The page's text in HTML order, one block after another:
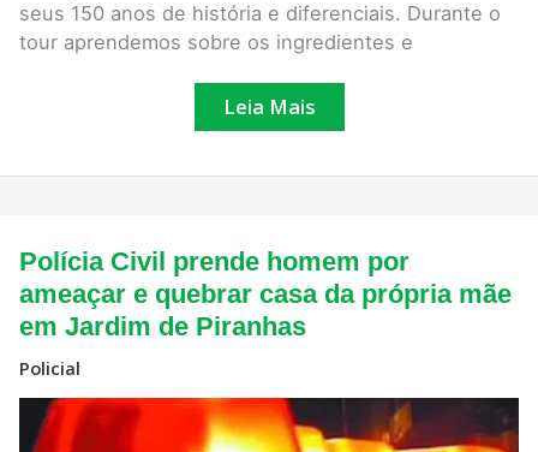
seus 150 anos de história e diferenciais. Durante o
tour aprendemos sobre os ingredientes e
Leia Mais
Polícia Civil prende homem por
ameaçar e quebrar casa da própria mãe
em Jardim de Piranhas
Policial
Polícia
Civil
prende
homem
por
casa
da
própria